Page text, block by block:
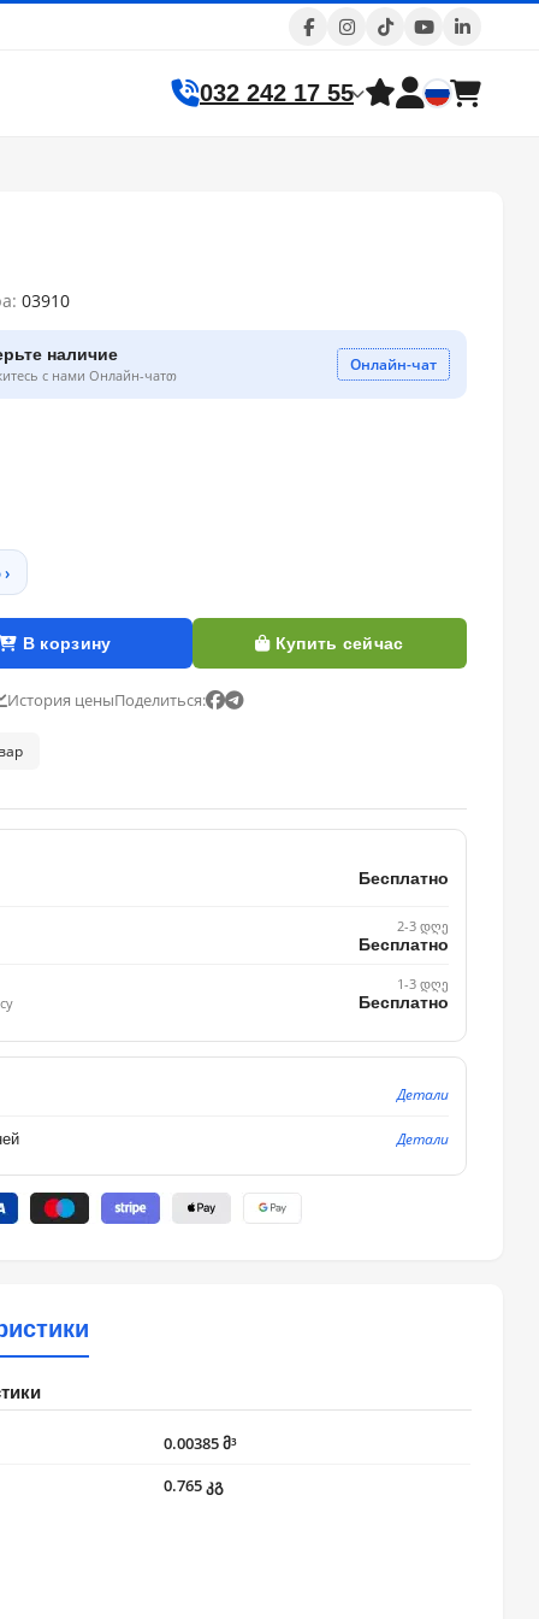
032 242 17 55
03910
наличие
с нами Онлайн-чатთ
Онлайн-чат
В корзину Купить сейчас
История ценыПоделиться:
Бесплатно
2-3 დღე
Бесплатно
1-3 დღე
Бесплатно
Детали
Детали
0.00385 მ³
0.765 კგ